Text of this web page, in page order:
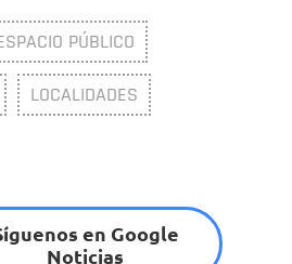
PÚBLICO
LOCALIDADES
en Google
Noticias